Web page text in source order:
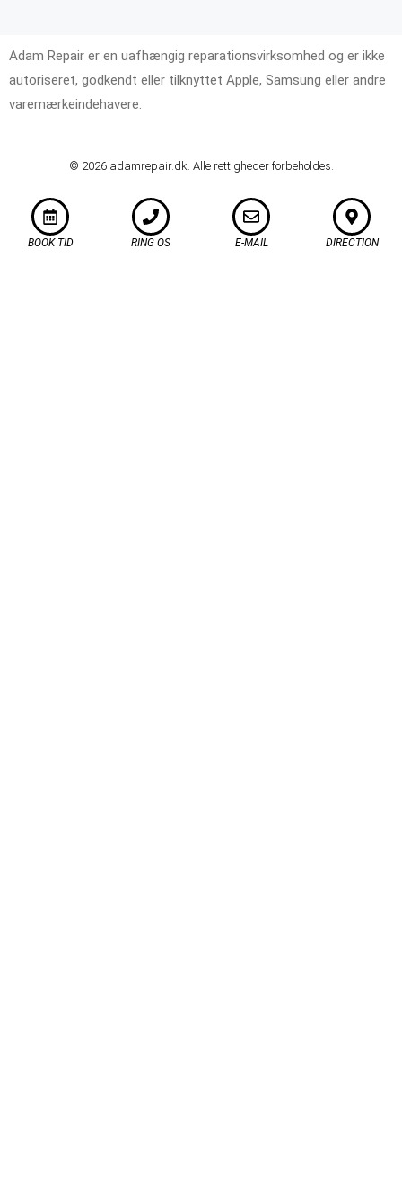
Adam Repair er en uafhængig reparationsvirksomhed og er ikke
autoriseret, godkendt eller tilknyttet Apple, Samsung eller andre
varemærkeindehavere.
© 2026 adamrepair.dk. Alle rettigheder forbeholdes.
BOOK TID RING OS E-MAIL DIRECTION